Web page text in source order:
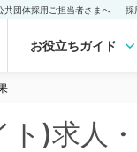
共団体採用ご担当者さまへ 採
お役立ちガイド
ト)求人